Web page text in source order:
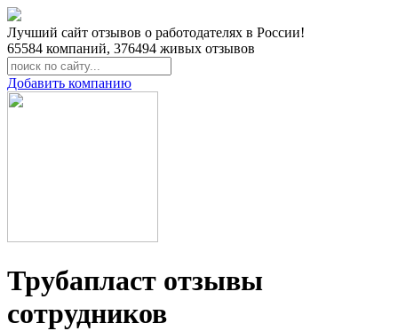
Лучший сайт отзывов о работодателях в России!
65584 компаний, 376494 живых отзывов
Добавить компанию
Трубапласт отзывы
сотрудников